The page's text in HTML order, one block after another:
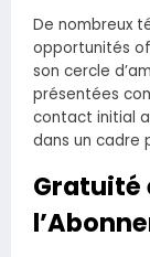
De nombreux
opportunités
son cercle
présentées
contact initial
dans un cadre
Gratuité